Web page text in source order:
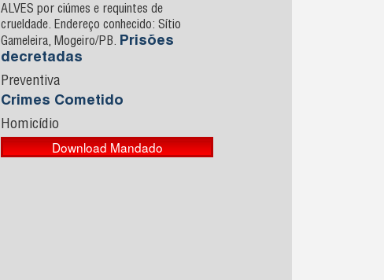
ALVES por ciúmes e requintes de
crueldade. Endereço conhecido: Sítio
Gameleira, Mogeiro/PB. Prisões
decretadas
Preventiva
Crimes Cometido
Homicídio
Download Mandado